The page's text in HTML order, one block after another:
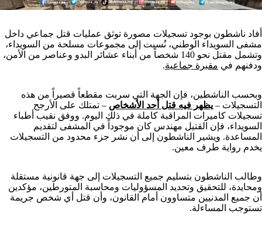
أفاد ناشطون بوجود تسجيلات مصورة توثق عمليات قتل جماعي داخل
مشفى السويداء الوطني، نُسبت إلى مجموعات مسلحة من السويداء،
وتشمل مقتل نحو 140 شخصاً من أبناء عشائر البدو وعناصر من الأمن،
ودفنهم في مقبرة جماعية.
وبحسب الناشطين، فإن الجهة التي سربت مقطعاً قصيراً من هذه
التسجيلات – يظهر فيه قتل أحد الأشخاص – تمتلك على الأرجح
تسجيلات كاميرات المراقبة كاملة في ذلك اليوم. ووفق نقيب أطباء
السويداء، فإن القتيل مهندس كان موجوداً في المشفى لتقديم
المساعدة. ويشير الناشطون إلى أن نشر جزء محدود من التسجيلات
يخدم رواية طرف معين.
وطالب الناشطون بتسليم جميع التسجيلات إلى جهة قانونية مستقلة
ومحايدة، للتحقيق وتحديد المسؤوليات ومحاسبة المتورطين، مؤكدين
أن جميع المدنيين متساوون أمام القانون، وأن قتل أي شخص جريمة
تستوجب المساءلة.